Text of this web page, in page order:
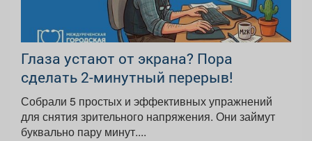
Глаза устают от экрана? Пора
сделать 2-минутный перерыв!
Собрали 5 простых и эффективных упражнений
для снятия зрительного напряжения. Они займут
буквально пару минут....